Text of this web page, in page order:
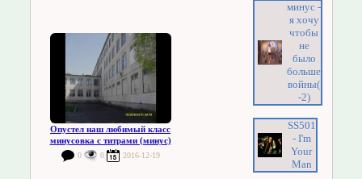
Опустел наш любимый класс
минусовка с титрами (минус)
0 0 2016-12-19
минус -
я хочу
чтобы
не
было
больше
войны(
-2)
SS501
- I'm
Your
Man